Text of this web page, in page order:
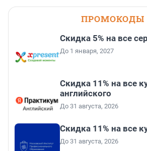
ПРОМОКОДЫ
Скидка 5% на все
До 1 января, 2027
Скидка 11% на все
английского
До 31 августа, 2026
Скидка 11% на все
До 31 августа, 2026